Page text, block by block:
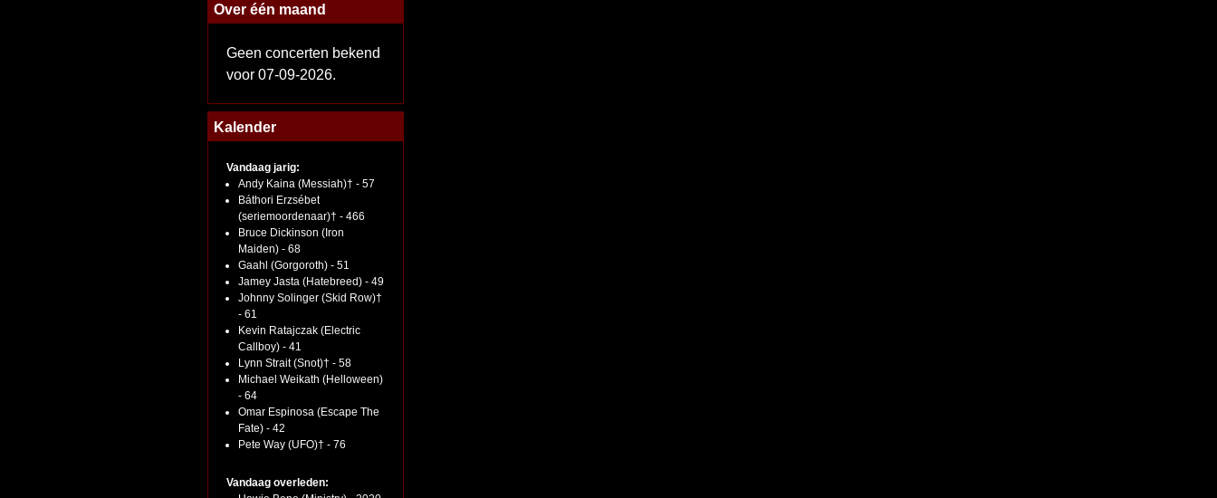
Over één maand
Geen concerten bekend
voor 07-09-2026.
Kalender
Vandaag jarig:
Andy Kaina (Messiah)† - 57
Báthori Erzsébet
(seriemoordenaar)† - 466
Bruce Dickinson (Iron
Maiden) - 68
Gaahl (Gorgoroth) - 51
Jamey Jasta (Hatebreed) - 49
Johnny Solinger (Skid Row)†
- 61
Kevin Ratajczak (Electric
Callboy) - 41
Lynn Strait (Snot)† - 58
Michael Weikath (Helloween)
- 64
Omar Espinosa (Escape The
Fate) - 42
Pete Way (UFO)† - 76
Vandaag overleden: